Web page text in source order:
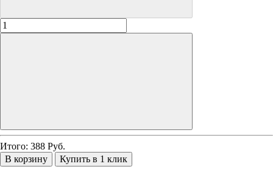
Итого: 388 Руб.
В корзину
Купить в 1 клик